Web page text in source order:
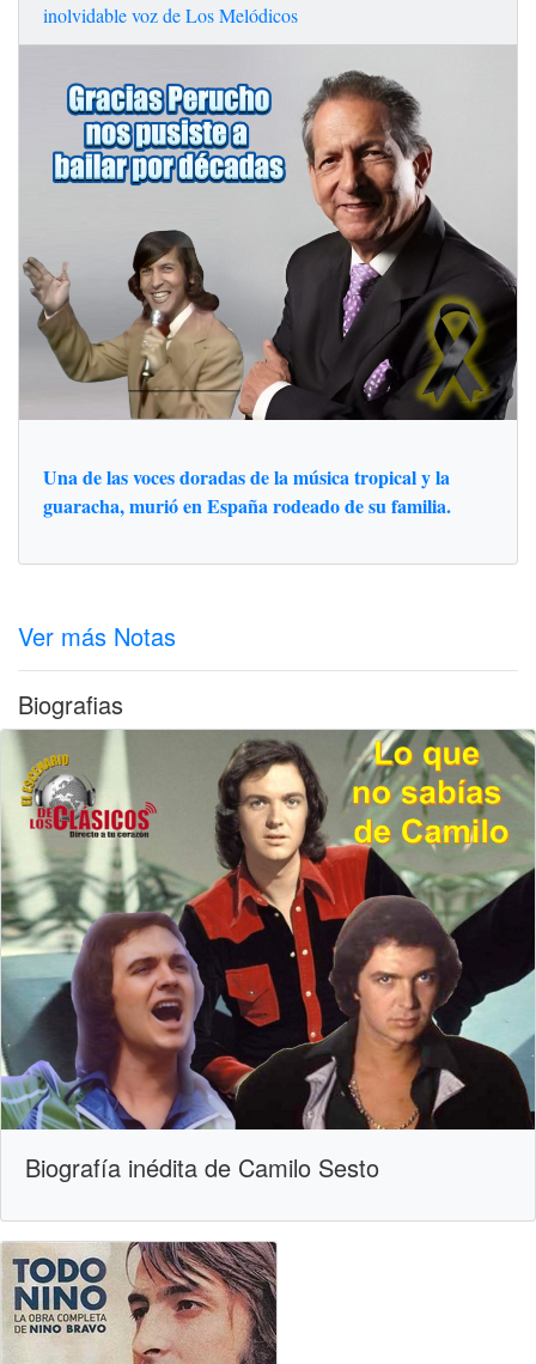
inolvidable voz de Los Melódicos
Una de las voces doradas de la música tropical y la
guaracha, murió en España rodeado de su familia.
Ver más Notas
Biografias
Biografía inédita de Camilo Sesto